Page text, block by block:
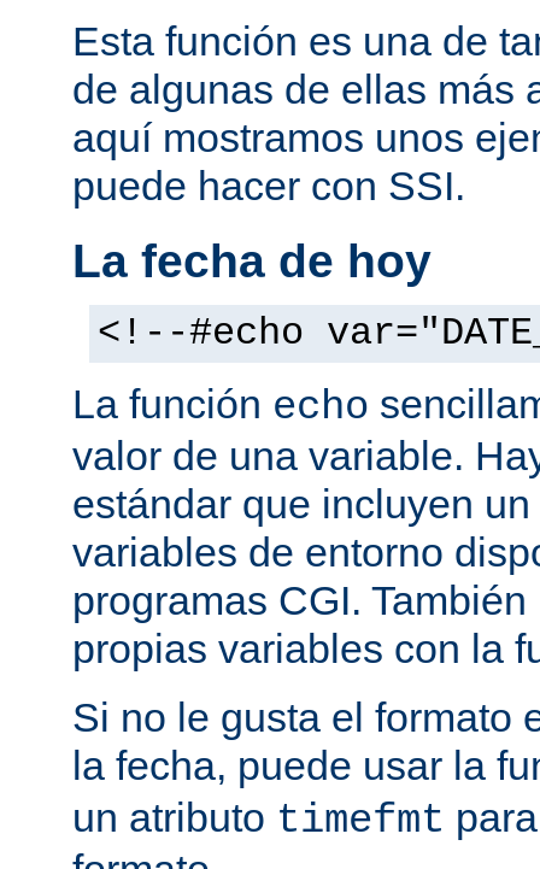
Esta función es una de
de algunas de ellas más
aquí mostramos unos
puede hacer con SSI.
La fecha de hoy
<!--#echo
La función echo
valor de una variable.
estándar que incluyen
variables de entorno
programas CGI.
propias variables con la
Si no le gusta el formato
la fecha, puede usar la
un atributo timefmt